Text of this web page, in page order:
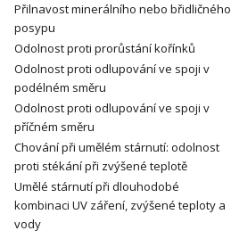
Přilnavost minerálního nebo břidličného
posypu
Odolnost proti prorůstání kořínků
Odolnost proti odlupování ve spoji v
podélném směru
Odolnost proti odlupování ve spoji v
příčném směru
Chování při umělém stárnutí: odolnost
proti stékání při zvýšené teplotě
Umělé stárnutí při dlouhodobé
kombinaci UV záření, zvýšené teploty a
vody